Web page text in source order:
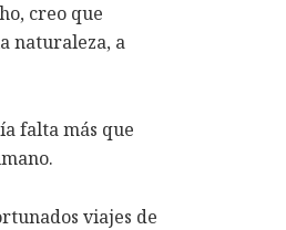
creo que
naturaleza, a
falta más que
viajes de